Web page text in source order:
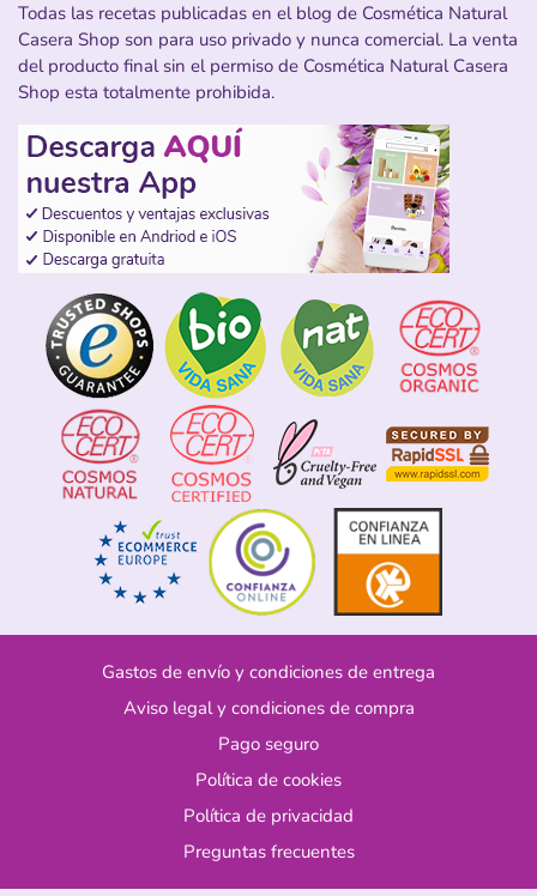
Todas las recetas publicadas en el blog de Cosmética Natural
Casera Shop son para uso privado y nunca comercial. La venta
del producto final sin el permiso de Cosmética Natural Casera
Shop esta totalmente prohibida.
Gastos de envío y condiciones de entrega
Aviso legal y condiciones de compra
Pago seguro
Política de cookies
Política de privacidad
Preguntas frecuentes